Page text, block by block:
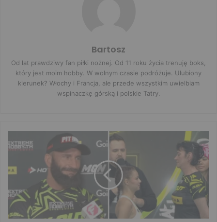
Bartosz
Od lat prawdziwy fan piłki nożnej. Od 11 roku życia trenuję boks,
który jest moim hobby. W wolnym czasie podróżuje. Ulubiony
kierunek? Włochy i Francja, ale przede wszystkim uwielbiam
wspinaczkę górską i polskie Tatry.